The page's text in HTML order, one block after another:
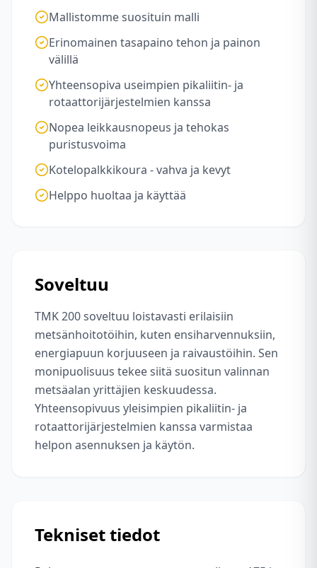
Mallistomme suosituin malli
Erinomainen tasapaino tehon ja painon
välillä
Yhteensopiva useimpien pikaliitin- ja
rotaattorijärjestelmien kanssa
Nopea leikkausnopeus ja tehokas
puristusvoima
Kotelopalkkikoura - vahva ja kevyt
Helppo huoltaa ja käyttää
Soveltuu
TMK 200 soveltuu loistavasti erilaisiin
metsänhoitotöihin, kuten ensiharvennuksiin,
energiapuun korjuuseen ja raivaustöihin. Sen
monipuolisuus tekee siitä suositun valinnan
metsäalan yrittäjien keskuudessa.
Yhteensopivuus yleisimpien pikaliitin- ja
rotaattorijärjestelmien kanssa varmistaa
helpon asennuksen ja käytön.
Tekniset tiedot